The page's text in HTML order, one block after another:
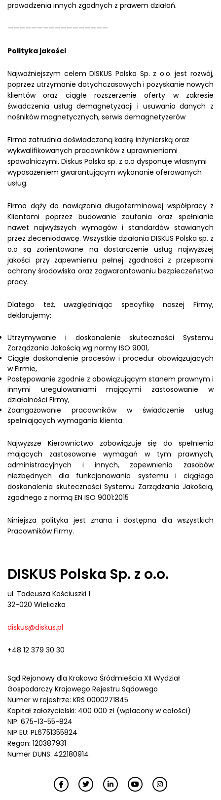
prowadzenia innych zgodnych z prawem działań.
—————————————————
Polityka jakości
Najważniejszym celem DISKUS Polska Sp. z o.o. jest rozwój,
poprzez utrzymanie dotychczasowych i pozyskanie nowych
klientów oraz ciągłe rozszerzenie oferty w zakresie
świadczenia usług demagnetyzacji i usuwania danych z
nośników magnetycznych, serwis demagnetyzerów
Firma zatrudnia doświadczoną kadrę inżynierską oraz
wykwalifikowanych pracowników z uprawnieniami
spawalniczymi. Diskus Polska sp. z o.o dysponuje własnymi
wyposażeniem gwarantującym wykonanie oferowanych
usług.
Firma dąży do nawiązania długoterminowej współpracy z
Klientami poprzez budowanie zaufania oraz spełnianie
nawet najwyższych wymogów i standardów stawianych
przez zleceniodawcę. Wszystkie działania DISKUS Polska sp. z
o.o są zorientowane na dostarczenie usług najwyższej
jakości przy zapewnieniu pełnej zgodności z przepisami
ochrony środowiska oraz zagwarantowaniu bezpieczeństwa
pracy.
Dlatego też, uwzględniając specyfikę naszej Firmy,
deklarujemy:
Utrzymywanie i doskonalenie skuteczności Systemu
Zarządzania Jakością wg normy ISO 9001,
Ciągłe doskonalenie procesów i procedur obowiązujących
w Firmie,
Postępowanie zgodnie z obowiązującym stanem prawnym i
innymi uregulowaniami mającymi zastosowanie w
działalności Firmy,
Zaangażowanie pracowników w świadczenie usług
spełniających wymagania klienta.
Najwyższe Kierownictwo zobowiązuje się do spełnienia
mających zastosowanie wymagań w tym prawnych,
administracyjnych i innych, zapewnienia zasobów
niezbędnych dla funkcjonowania systemu i ciągłego
doskonalenia skuteczności Systemu Zarządzania Jakością,
zgodnego z normą EN ISO 9001:2015
Niniejsza polityka jest znana i dostępna dla wszystkich
Pracowników Firmy.
DISKUS Polska Sp. z o.o.
ul. Tadeusza Kościuszki 1
32-020 Wieliczka
diskus@diskus.pl
+48 12 379 30 30
Sąd Rejonowy dla Krakowa Śródmieścia XII Wydział
Gospodarczy Krajowego Rejestru Sądowego
Numer w rejestrze: KRS 0000271845
Kapitał założycielski: 400 000 zł (wpłacony w całości)
NIP: 675-13-55-824
NIP EU: PL6751355824
Regon: 120387931
Numer DUNS: 422180914